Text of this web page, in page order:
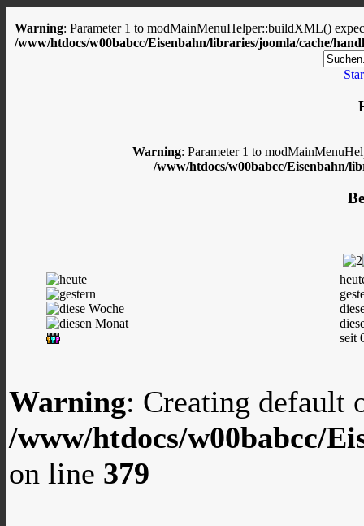
Warning: Parameter 1 to modMainMenuHelper::buildXML()
/www/htdocs/w00babcc/Eisenbahn/libraries/joomla/cache/
Warning: Parameter 1 to
/www/htdocs/w00babcc/Eisenbahn/
seit
Warning: Creating default
/www/htdocs/w00babcc/
on line 379